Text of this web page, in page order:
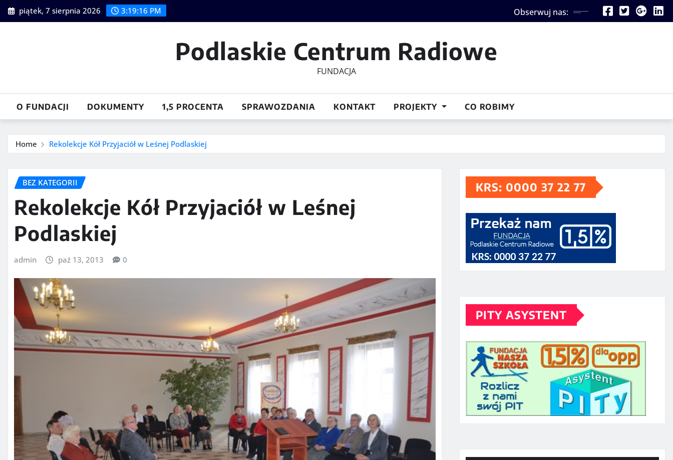
Skip
to
piątek, 7 sierpnia 2026 3:19:17 PM Obserwuj nas:
Podlaskie Centrum Radiowe
FUNDACJA
O FUNDACJI DOKUMENTY 1,5 PROCENTA SPRAWOZDANIA KONTAKT PROJEKTY CO ROBIMY
Home Rekolekcje Kół Przyjaciół w Leśnej Podlaskiej
BEZ KATEGORII
Rekolekcje Kół Przyjaciół w Leśnej
Podlaskiej
admin paź 13, 2013 0
KRS: 0000 37 22 77
PITY ASYSTENT